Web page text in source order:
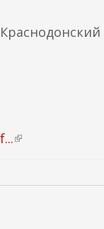
(
е